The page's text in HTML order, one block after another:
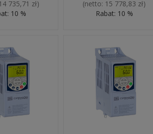
735,71 zł)
10 %
(netto: 15 778,83 zł)
Rabat: 10 %